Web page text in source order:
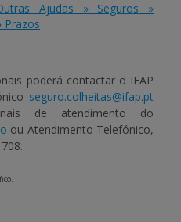
Ajudas » Seguros »
Prazos
poderá contactar o IFAP
seguro.colheitas@ifap.pt
de atendimento do
ou Atendimento Telefónico,